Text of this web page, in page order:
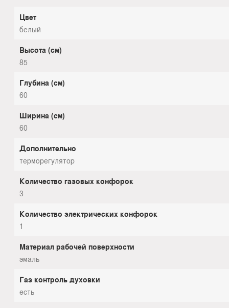
Цвет
белый
Высота (см)
85
Глубина (см)
60
Ширина (см)
60
Дополнительно
терморегулятор
Количество газовых конфорок
3
Количество электрических конфорок
1
Материал рабочей поверхности
эмаль
Газ контроль духовки
есть